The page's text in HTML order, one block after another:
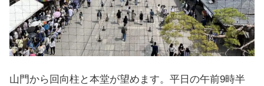
山門から回向柱と本堂が望めます。平日の午前9時半